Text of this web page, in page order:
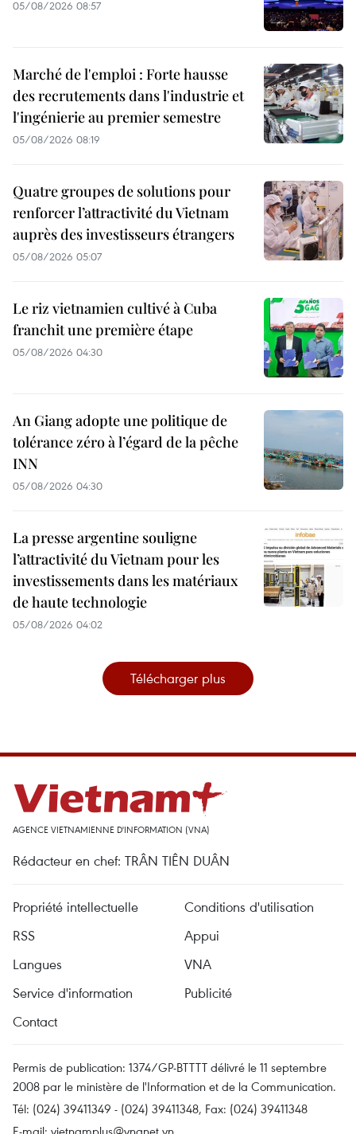
05/08/2026 08:57
Marché de l'emploi : Forte hausse
des recrutements dans l'industrie et
l'ingénierie au premier semestre
05/08/2026 08:19
Quatre groupes de solutions pour
renforcer l’attractivité du Vietnam
auprès des investisseurs étrangers
05/08/2026 05:07
Le riz vietnamien cultivé à Cuba
franchit une première étape
05/08/2026 04:30
An Giang adopte une politique de
tolérance zéro à l’égard de la pêche
INN
05/08/2026 04:30
La presse argentine souligne
l’attractivité du Vietnam pour les
investissements dans les matériaux
de haute technologie
05/08/2026 04:02
Télécharger plus
AGENCE VIETNAMIENNE D'INFORMATION (VNA)
Rédacteur en chef: TRÂN TIÊN DUÂN
Propriété intellectuelle
Conditions d'utilisation
RSS
Appui
Langues
VNA
Service d'information
Publicité
Contact
Permis de publication: 1374/GP-BTTTT délivré le 11 septembre
2008 par le ministère de l'Information et de la Communication.
Tél: (024) 39411349 - (024) 39411348, Fax: (024) 39411348
E-mail: vietnamplus@vnanet.vn